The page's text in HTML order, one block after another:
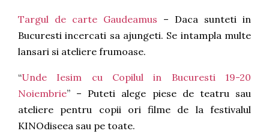
Targul de carte Gaudeamus – Daca sunteti in
Bucuresti incercati sa ajungeti. Se intampla multe
lansari si ateliere frumoase.
“Unde Iesim cu Copilul in Bucuresti 19-20
Noiembrie” – Puteti alege piese de teatru sau
ateliere pentru copii ori filme de la festivalul
KINOdiseea sau pe toate.